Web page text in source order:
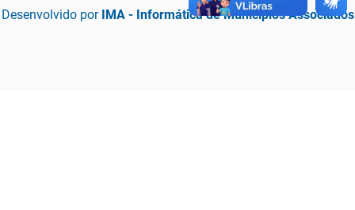
Desenvolvido por IMA - Informática de Municípios Associados